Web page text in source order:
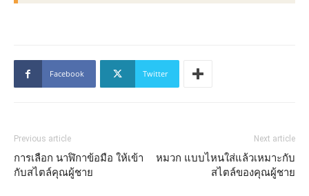
Facebook Twitter
Previous article
การเลือก นาฬิกาข้อมือ ให้เข้า
กับสไตล์คุณผู้ชาย
Next article
หมวก แบบไหนใส่แล้วเหมาะกับ
สไตล์ของคุณผู้ชาย